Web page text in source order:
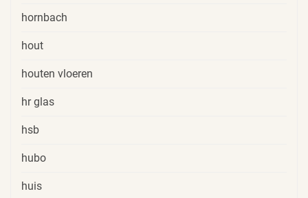
hornbach
hout
houten vloeren
hr glas
hsb
hubo
huis